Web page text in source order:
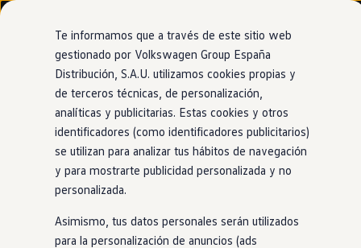
Ir
directamente
al contenido
Ir
directamente
al pie de
página
Nuevo ID. Cross
Vehículos Comerciales
Compra y ofertas
Volkswagen nuevo en stock
Volkswagen de ocasión
Financiación
My Renting
My Way
Seguros
Empresas
Autoescuelas
Eléctricos e híbridos
Más sobre híbridos
Plan Auto +
Te informamos que a través de este sitio web
gestionado por Volkswagen Group España
Distribución, S.A.U. utilizamos cookies propias y
de terceros técnicas, de personalización,
analíticas y publicitarias. Estas cookies y otros
identificadores (como identificadores publicitarios)
se utilizan para analizar tus hábitos de navegación
y para mostrarte publicidad personalizada y no
personalizada.
Asimismo, tus datos personales serán utilizados
para la personalización de anuncios (ads